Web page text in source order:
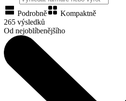
Podrobně
Kompaktně
265 výsledků
Od nejoblíbenějšího